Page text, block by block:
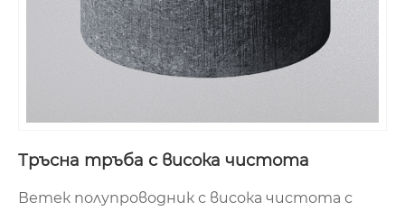
Тръсна тръба с висока чистота
Ветек полупроводник с висока чистота с